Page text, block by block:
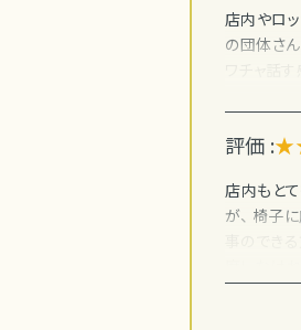
店内やロ
の団体さ
評価 :
店内もと
が、 椅子
事のでき
席しなけ